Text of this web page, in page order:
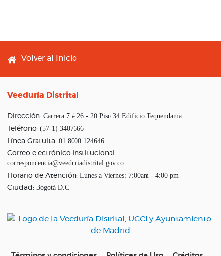
Footer menu
Volver al Inicio
Veeduría Distrital
Dirección: Carrera 7 # 26 - 20 Piso 34 Edificio Tequendama
Teléfono: (57-1) 3407666
Línea Gratuita: 01 8000 124646
Correo electrónico institucional:
correspondencia@veeduriadistrital.gov.co
Horario de Atención: Lunes a Viernes: 7:00am - 4:00 pm
Ciudad: Bogotá D.C